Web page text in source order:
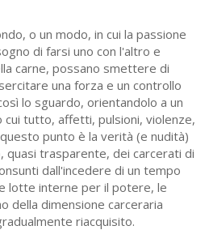
o un modo, in cui la passione
di farsi uno con l'altro e
carne, possano smettere di
una forza e un controllo
lo sguardo, orientandolo a un
cui tutto, affetti, pulsioni, violenze,
punto è la verità (e nudità)
quasi trasparente, dei carcerati di
dall'incedere di un tempo
lotte interne per il potere, le
della dimensione carceraria
riacquisito.